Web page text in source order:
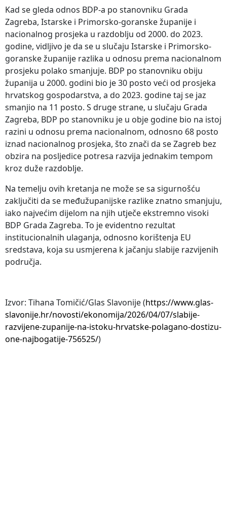
Kad se gleda odnos BDP-a po stanovniku Grada
Zagreba, Istarske i Primorsko-goranske županije i
nacionalnog prosjeka u razdoblju od 2000. do 2023.
godine, vidljivo je da se u slučaju Istarske i Primorsko-
goranske županije razlika u odnosu prema nacionalnom
prosjeku polako smanjuje. BDP po stanovniku obiju
županija u 2000. godini bio je 30 posto veći od prosjeka
hrvatskog gospodarstva, a do 2023. godine taj se jaz
smanjio na 11 posto. S druge strane, u slučaju Grada
Zagreba, BDP po stanovniku je u obje godine bio na istoj
razini u odnosu prema nacionalnom, odnosno 68 posto
iznad nacionalnog prosjeka, što znači da se Zagreb bez
obzira na posljedice potresa razvija jednakim tempom
kroz duže razdoblje.
Na temelju ovih kretanja ne može se sa sigurnošću
zaključiti da se međužupanijske razlike znatno smanjuju,
iako najvećim dijelom na njih utječe ekstremno visoki
BDP Grada Zagreba. To je evidentno rezultat
institucionalnih ulaganja, odnosno korištenja EU
sredstava, koja su usmjerena k jačanju slabije razvijenih
područja.
Izvor: Tihana Tomičić/Glas Slavonije (https://www.glas-
slavonije.hr/novosti/ekonomija/2026/04/07/slabije-
razvijene-zupanije-na-istoku-hrvatske-polagano-dostizu-
one-najbogatije-756525/)